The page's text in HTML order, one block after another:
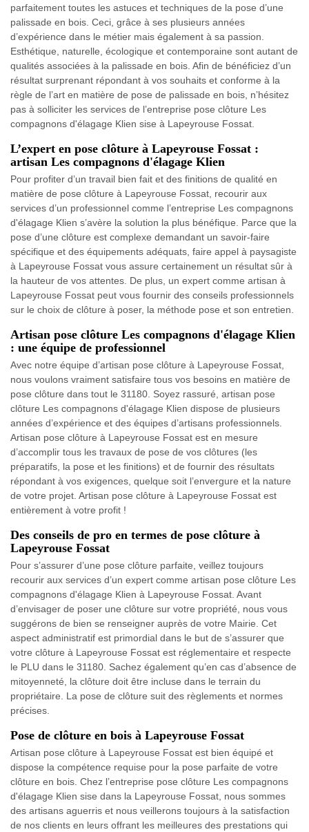
parfaitement toutes les astuces et techniques de la pose d’une
palissade en bois. Ceci, grâce à ses plusieurs années
d’expérience dans le métier mais également à sa passion.
Esthétique, naturelle, écologique et contemporaine sont autant de
qualités associées à la palissade en bois. Afin de bénéficiez d’un
résultat surprenant répondant à vos souhaits et conforme à la
règle de l’art en matière de pose de palissade en bois, n’hésitez
pas à solliciter les services de l’entreprise pose clôture Les
compagnons d'élagage Klien sise à Lapeyrouse Fossat.
L’expert en pose clôture à Lapeyrouse Fossat :
artisan Les compagnons d'élagage Klien
Pour profiter d’un travail bien fait et des finitions de qualité en
matière de pose clôture à Lapeyrouse Fossat, recourir aux
services d’un professionnel comme l’entreprise Les compagnons
d'élagage Klien s’avère la solution la plus bénéfique. Parce que la
pose d’une clôture est complexe demandant un savoir-faire
spécifique et des équipements adéquats, faire appel à paysagiste
à Lapeyrouse Fossat vous assure certainement un résultat sûr à
la hauteur de vos attentes. De plus, un expert comme artisan à
Lapeyrouse Fossat peut vous fournir des conseils professionnels
sur le choix de clôture à poser, la méthode pose et son entretien.
Artisan pose clôture Les compagnons d'élagage Klien
: une équipe de professionnel
Avec notre équipe d’artisan pose clôture à Lapeyrouse Fossat,
nous voulons vraiment satisfaire tous vos besoins en matière de
pose clôture dans tout le 31180. Soyez rassuré, artisan pose
clôture Les compagnons d'élagage Klien dispose de plusieurs
années d’expérience et des équipes d’artisans professionnels.
Artisan pose clôture à Lapeyrouse Fossat est en mesure
d’accomplir tous les travaux de pose de vos clôtures (les
préparatifs, la pose et les finitions) et de fournir des résultats
répondant à vos exigences, quelque soit l’envergure et la nature
de votre projet. Artisan pose clôture à Lapeyrouse Fossat est
entièrement à votre profit !
Des conseils de pro en termes de pose clôture à
Lapeyrouse Fossat
Pour s’assurer d’une pose clôture parfaite, veillez toujours
recourir aux services d’un expert comme artisan pose clôture Les
compagnons d'élagage Klien à Lapeyrouse Fossat. Avant
d’envisager de poser une clôture sur votre propriété, nous vous
suggérons de bien se renseigner auprès de votre Mairie. Cet
aspect administratif est primordial dans le but de s’assurer que
votre clôture à Lapeyrouse Fossat est réglementaire et respecte
le PLU dans le 31180. Sachez également qu’en cas d’absence de
mitoyenneté, la clôture doit être incluse dans le terrain du
propriétaire. La pose de clôture suit des règlements et normes
précises.
Pose de clôture en bois à Lapeyrouse Fossat
Artisan pose clôture à Lapeyrouse Fossat est bien équipé et
dispose la compétence requise pour la pose parfaite de votre
clôture en bois. Chez l’entreprise pose clôture Les compagnons
d'élagage Klien sise dans la Lapeyrouse Fossat, nous sommes
des artisans aguerris et nous veillerons toujours à la satisfaction
de nos clients en leurs offrant les meilleures des prestations qui